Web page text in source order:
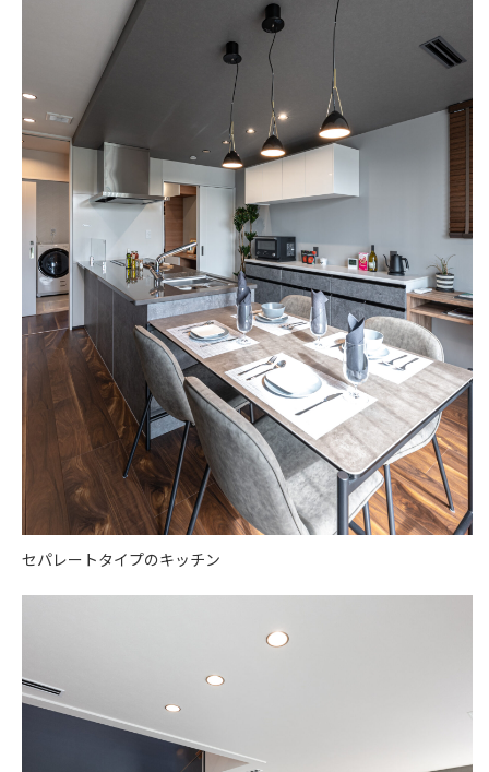
セパレートタイプのキッチン